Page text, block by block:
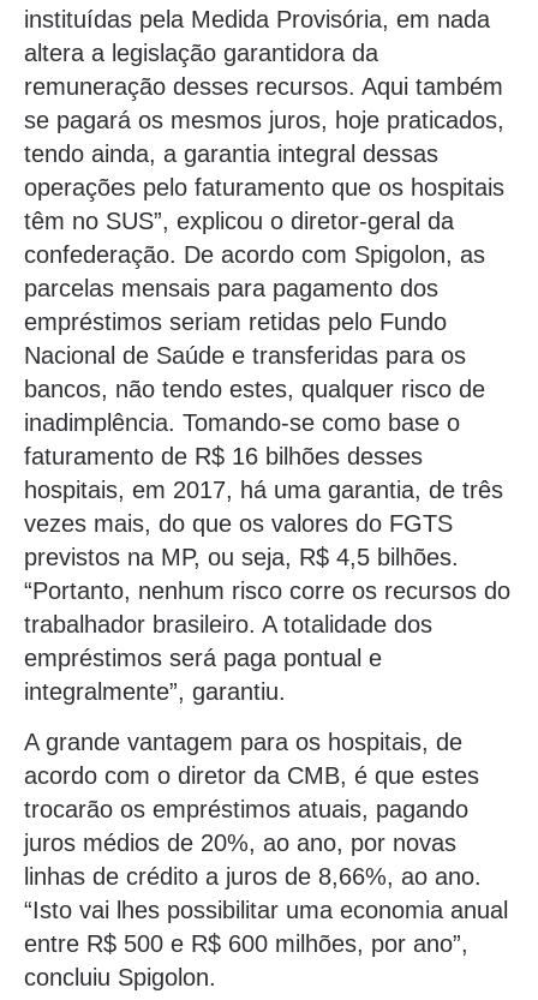
instituídas pela Medida Provisória, em nada
altera a legislação garantidora da
remuneração desses recursos. Aqui também
se pagará os mesmos juros, hoje praticados,
tendo ainda, a garantia integral dessas
operações pelo faturamento que os hospitais
têm no SUS”, explicou o diretor-geral da
confederação. De acordo com Spigolon, as
parcelas mensais para pagamento dos
empréstimos seriam retidas pelo Fundo
Nacional de Saúde e transferidas para os
bancos, não tendo estes, qualquer risco de
inadimplência. Tomando-se como base o
faturamento de R$ 16 bilhões desses
hospitais, em 2017, há uma garantia, de três
vezes mais, do que os valores do FGTS
previstos na MP, ou seja, R$ 4,5 bilhões.
“Portanto, nenhum risco corre os recursos do
trabalhador brasileiro. A totalidade dos
empréstimos será paga pontual e
integralmente”, garantiu.
A grande vantagem para os hospitais, de
acordo com o diretor da CMB, é que estes
trocarão os empréstimos atuais, pagando
juros médios de 20%, ao ano, por novas
linhas de crédito a juros de 8,66%, ao ano.
“Isto vai lhes possibilitar uma economia anual
entre R$ 500 e R$ 600 milhões, por ano”,
concluiu Spigolon.